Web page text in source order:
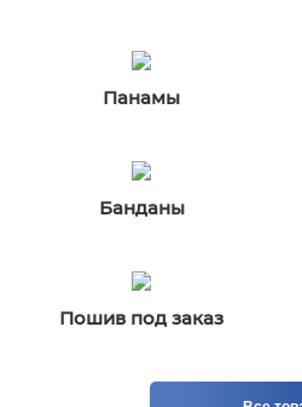
Панамы
Банданы
Пошив под заказ